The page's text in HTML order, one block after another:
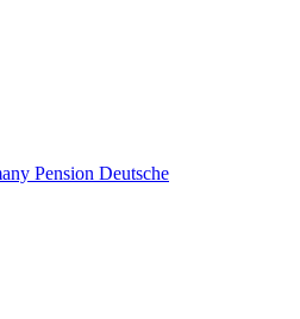
Pension Deutsche